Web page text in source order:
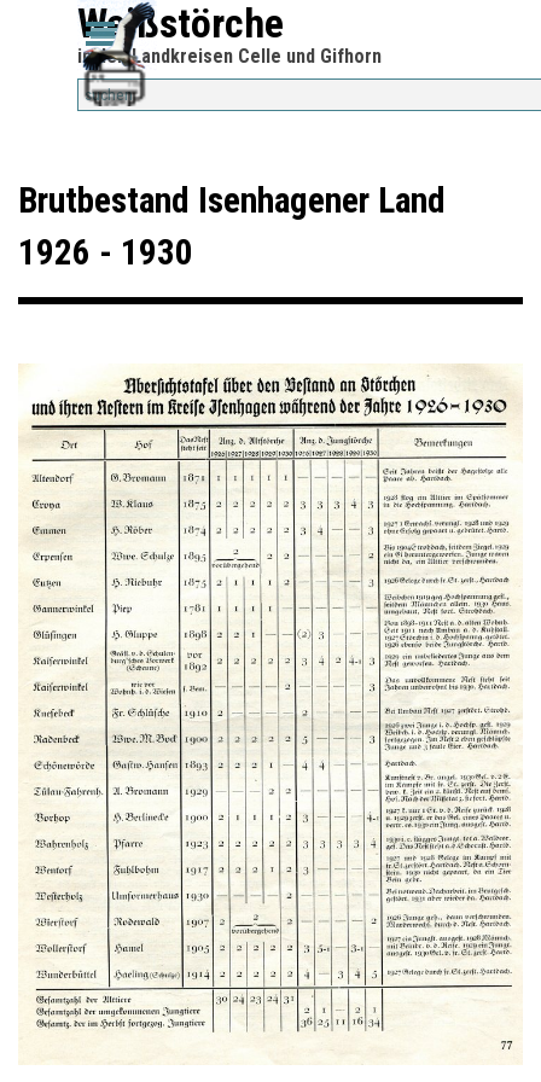
Direkt zum Seiteninhalt
Menü überspringen
Weißstörche
in den Landkreisen Celle und Gifhorn
Menü überspringen
Brutbestand Isenhagener Land
1926 - 1930